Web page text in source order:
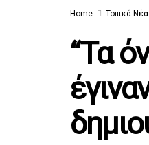
Home Τοπικά Νέα
“Τα